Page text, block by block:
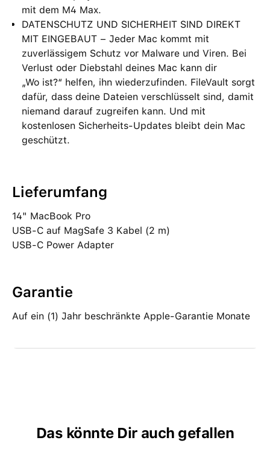
mit dem M4 Max.
DATENSCHUTZ UND SICHERHEIT SIND DIREKT
MIT EINGEBAUT − Jeder Mac kommt mit
zuverlässigem Schutz vor Malware und Viren. Bei
Verlust oder Diebstahl deines Mac kann dir
„Wo ist?“ helfen, ihn wiederzufinden. FileVault sorgt
dafür, dass deine Dateien verschlüsselt sind, damit
niemand darauf zugreifen kann. Und mit
kostenlosen Sicherheits-Updates bleibt dein Mac
geschützt.
Lieferumfang
14" MacBook Pro
USB‑C auf MagSafe 3 Kabel (2 m)
USB‑C Power Adapter
Garantie
Auf ein (1) Jahr beschränkte Apple-Garantie Monate
Das könnte Dir auch gefallen